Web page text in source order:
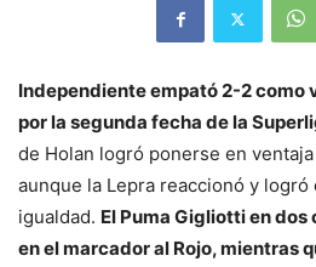
Independiente empató 2-2 como
por la segunda fecha de la
de Holan logró ponerse en
aunque la Lepra reaccionó y logró
igualdad. El Puma Gigliotti en
en el marcador al Rojo, mientras